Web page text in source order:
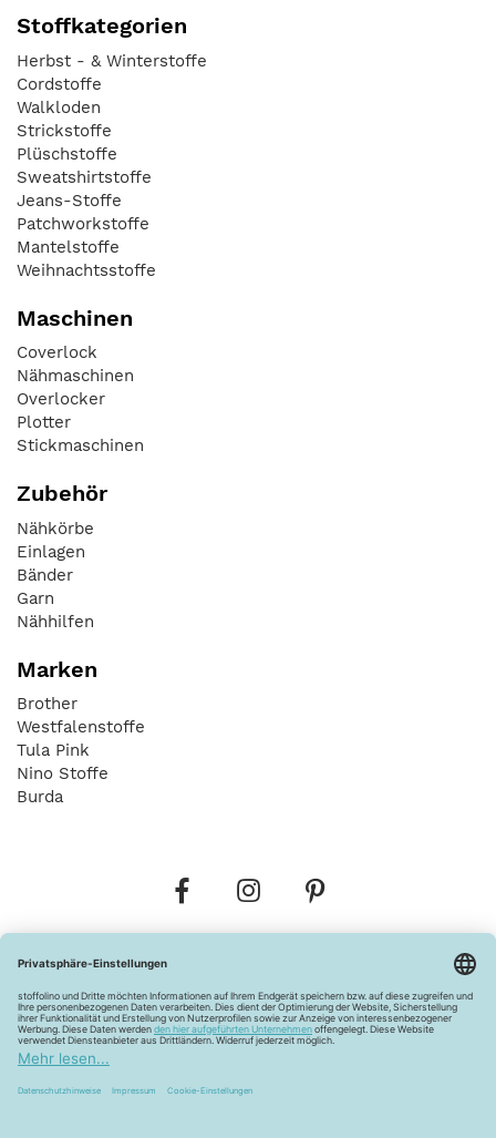
Stoffkategorien
Herbst - & Winterstoffe
Cordstoffe
Walkloden
Strickstoffe
Plüschstoffe
Sweatshirtstoffe
Jeans-Stoffe
Patchworkstoffe
Mantelstoffe
Weihnachtsstoffe
Maschinen
Coverlock
Nähmaschinen
Overlocker
Plotter
Stickmaschinen
Zubehör
Nähkörbe
Einlagen
Bänder
Garn
Nähhilfen
Marken
Brother
Westfalenstoffe
Tula Pink
Nino Stoffe
Burda
Widerrufsbelehrung Vertrag widerrufen
Barrierefreiheitserklärung